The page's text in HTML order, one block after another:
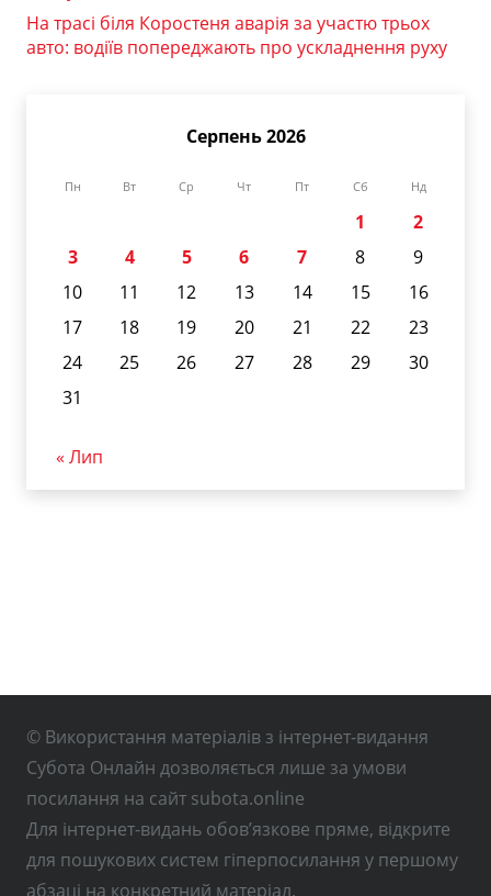
На трасі біля Коростеня аварія за участю трьох
авто: водіїв попереджають про ускладнення руху
Серпень 2026
Пн Вт Ср Чт Пт Сб Нд
1
2
3
4 5 6 7 8
9
10
11 12 13 14 15
16
17
18 19 20 21 22
23
24
25 26 27 28 29
30
31
« Лип
© Використання матеріалів з інтернет-видання
Субота Онлайн дозволяється лише за умови
посилання на сайт subota.online
Для інтернет-видань обов’язкове пряме, відкрите
для пошукових систем гіперпосилання у першому
абзаці на конкретний матеріал.